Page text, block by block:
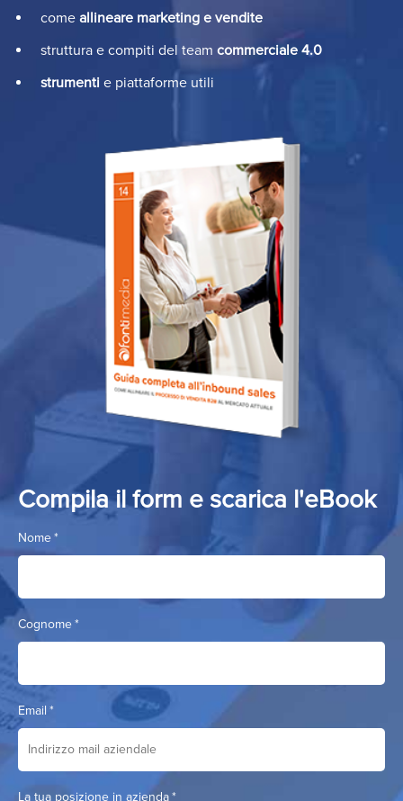
come allineare marketing e vendite
struttura e compiti del team commerciale 4.0
strumenti e piattaforme utili
Compila il form e scarica l'eBook
Nome*
Cognome*
Email *
La tua posizione in azienda*